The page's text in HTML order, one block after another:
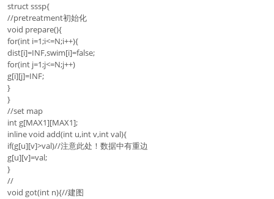
struct sssp{
//pretreatment初始化
void prepare(){
for(int i=1;i<=N;i++){
dist[i]=INF,swim[i]=false;
for(int j=1;j<=N;j++)
g[i][j]=INF;
}
}
//set map
int g[MAX1][MAX1];
inline void add(int u,int v,int val){
if(g[u][v]>val)//注意此处！数据中有重边
g[u][v]=val;
}
//
void got(int n){//建图